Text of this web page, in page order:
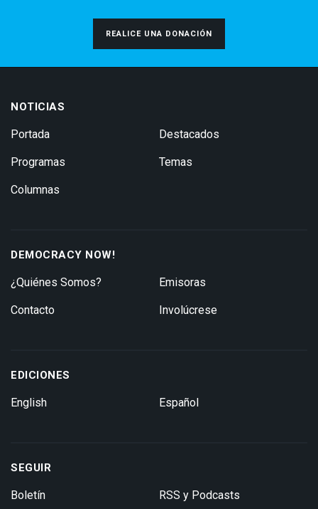
REALICE UNA DONACIÓN
NOTICIAS
Portada
Programas
Columnas
Destacados
Temas
DEMOCRACY NOW!
¿Quiénes Somos?
Contacto
Emisoras
Involúcrese
EDICIONES
English Español
SEGUIR
Boletín RSS y Podcasts